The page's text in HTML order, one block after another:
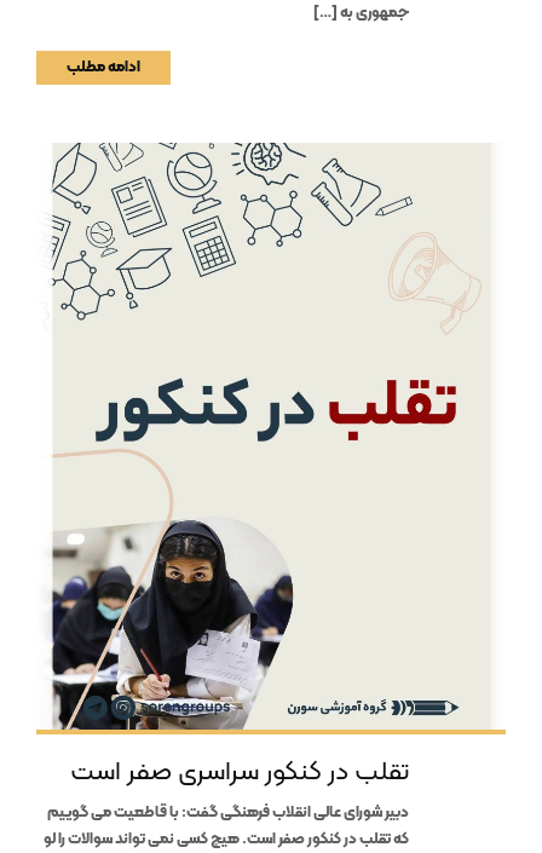
جمهوری به […]
ادامه مطلب
تقلب در کنکور سراسری صفر است
دبیر شورای عالی انقلاب فرهنگی گفت: با قاطعیت می گوییم
که تقلب در کنکور صفر است. هیچ کسی نمی تواند سوالات را لو